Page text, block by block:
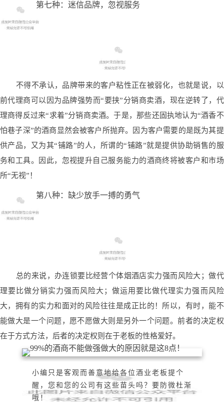
第七种：迷信品牌，忽视服务
不得不承认，品牌带来的客户粘性正在被弱化，也就是说，以
前代理商可以因为品牌强势而“要挟”分销商卖酒，现在逆转了，代
理商得反过来“求着”分销商卖酒。于是，那些还固执地认为“酒香不
怕巷子深”的酒商显然会被客户所抛弃。因为客户需要的是既为其提
供产品，又为其“铺路”的人，所谓的“铺路”就是提供协助销售的服
务和工具。因此，忽视提升自己服务能力的酒商终将被客户和市场
所“无视”！
第八种：缺少放手一搏的勇气
总的来说，办连锁要比经营个体烟酒店实力强而风险大；做代
理要比做分销实力强而风险大；做运用要比做代理实力强而风险
大，拥有的实力和面对的风险往往是成正比的！所以，有时，能不
能做大是一个问题，愿不愿做大则是另外一个问题。前者的决定权
在于方式方法，后者的决定权则在于老板的性格爱好。
小编只是客观而善意地给各位酒业老板提个
醒，您和您的公司有这些苗头吗？要防微杜渐
哦！